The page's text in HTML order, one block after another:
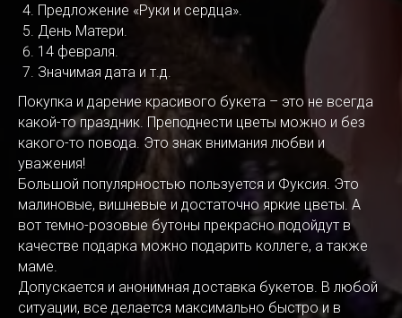
Предложение «Руки и сердца».
День Матери.
14 февраля.
Значимая дата и т.д.
Покупка и дарение красивого букета – это не всегда
какой-то праздник. Преподнести цветы можно и без
какого-то повода. Это знак внимания любви и
уважения!
Большой популярностью пользуется и Фуксия. Это
малиновые, вишневые и достаточно яркие цветы. А
вот темно-розовые бутоны прекрасно подойдут в
качестве подарка можно подарить коллеге, а также
маме.
Допускается и анонимная доставка букетов. В любой
ситуации, все делается максимально быстро и в